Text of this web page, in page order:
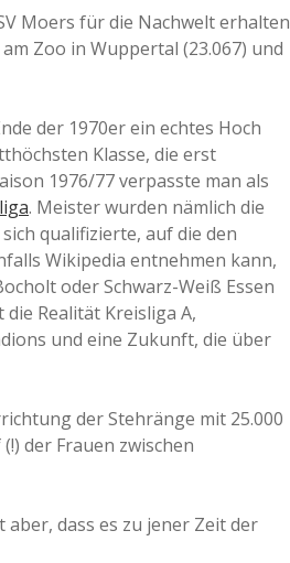
Moers für die Nachwelt erhalten
Zoo in Wuppertal (23.067) und
der 1970er ein echtes Hoch
Klasse, die erst
1976/77 verpasste man als
. Meister wurden nämlich die
qualifizierte, auf die den
Wikipedia entnehmen kann,
oder Schwarz-Weiß Essen
Realität Kreisliga A,
und eine Zukunft, die über
der Stehränge mit 25.000
der Frauen zwischen
dass es zu jener Zeit der